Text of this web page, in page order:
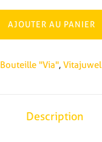
AJOUTER AU PANIER
Bouteille "Via", Vitajuwel
Description